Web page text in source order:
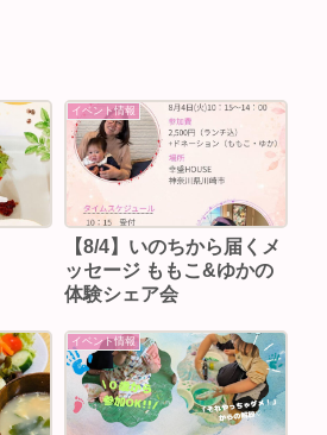
イベント情報
【8/4】いのちから届くメ
ッセージ ももこ&ゆかの
体験シェア会
イベント情報